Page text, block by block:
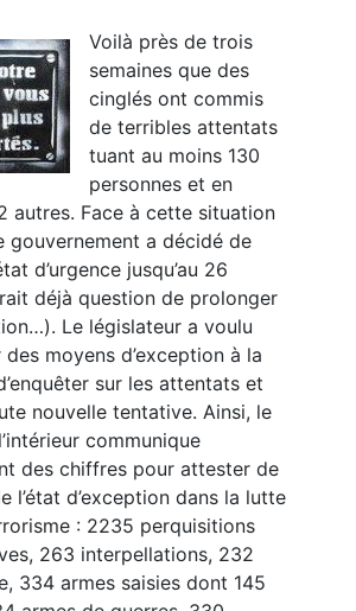
Voilà près de trois
semaines que des
cinglés ont commis
de terribles attentats
tuant au moins 130
personnes et en
autres. Face à cette situation
gouvernement a décidé de
d’urgence jusqu’au 26
déjà question de prolonger
Le législateur a voulu
moyens d’exception à la
sur les attentats et
nouvelle tentative. Ainsi, le
communique
des chiffres pour attester de
l’état d’exception dans la lutte
: 2235 perquisitions
263 interpellations, 232
334 armes saisies dont 145